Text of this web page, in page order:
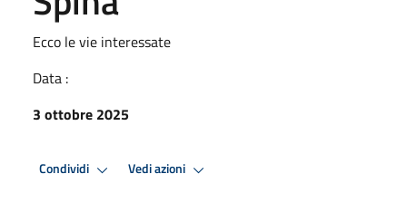
Ecco le vie interessate
Data :
3 ottobre 2025
Condividi Vedi azioni